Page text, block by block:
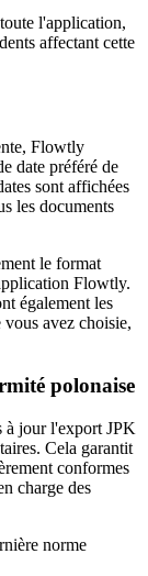
l'application,
affectant cette
Flowtly
date préféré de
sont affichées
les documents
le format
Flowtly.
également les
avez choisie,
polonaise
à jour l'export JPK
Cela garantit
conformes
charge des
norme